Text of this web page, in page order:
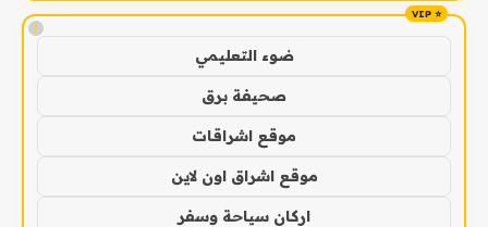
!
ضوء التعليمي
صحيفة برق
موقع اشراقات
موقع اشراق اون لاين
اركان سياحة وسفر